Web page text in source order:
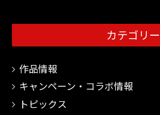
カテゴリー
作品情報
キャンペーン・コラボ情報
トピックス